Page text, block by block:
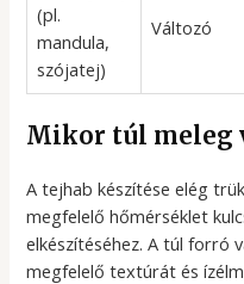
(pl.
mandula,
szójatej)
Változó
Mikor túl meleg
A tejhab készítése elég
megfelelő hőmérséklet
elkészítéséhez. A túl forró
megfelelő textúrát és